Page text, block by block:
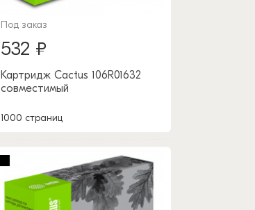
Под заказ
532 ₽
Картридж Cactus 106R01632
совместимый
1000 страниц